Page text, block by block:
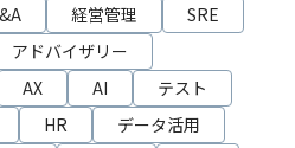
経営管理
SRE
アドバイザリー
AX AI
テスト
HR
データ活用